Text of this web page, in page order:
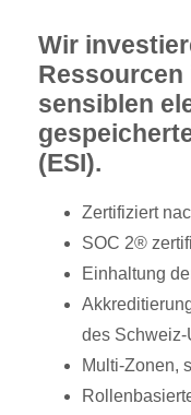
Wir
Ressourcen
sensiblen
(ESI).
Zertifiziert
SOC 2®
Einhaltung
des
Multi-Zonen,